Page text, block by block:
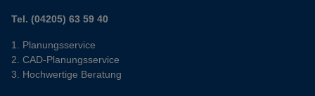
Tel. (04205) 63 59 40
Planungsservice
CAD-Planungsservice
Hochwertige Beratung